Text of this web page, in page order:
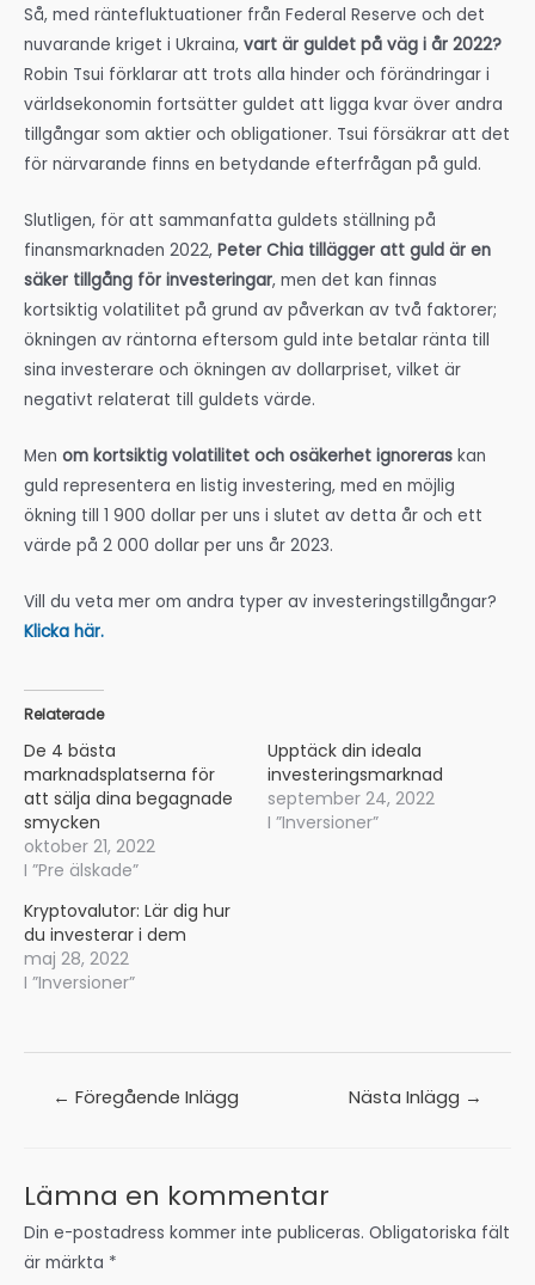
Så, med räntefluktuationer från Federal Reserve och det
nuvarande kriget i Ukraina, vart är guldet på väg i år 2022?
Robin Tsui förklarar att trots alla hinder och förändringar i
världsekonomin fortsätter guldet att ligga kvar över andra
tillgångar som aktier och obligationer. Tsui försäkrar att det
för närvarande finns en betydande efterfrågan på guld.
Slutligen, för att sammanfatta guldets ställning på
finansmarknaden 2022, Peter Chia tillägger att guld är en
säker tillgång för investeringar, men det kan finnas
kortsiktig volatilitet på grund av påverkan av två faktorer;
ökningen av räntorna eftersom guld inte betalar ränta till
sina investerare och ökningen av dollarpriset, vilket är
negativt relaterat till guldets värde.
Men om kortsiktig volatilitet och osäkerhet ignoreras kan
guld representera en listig investering, med en möjlig
ökning till 1 900 dollar per uns i slutet av detta år och ett
värde på 2 000 dollar per uns år 2023.
Vill du veta mer om andra typer av investeringstillgångar?
Klicka här.
Relaterade
De 4 bästa
marknadsplatserna för
att sälja dina begagnade
smycken
oktober 21, 2022
I ”Pre älskade”
Upptäck din ideala
investeringsmarknad
september 24, 2022
I ”Inversioner”
Kryptovalutor: Lär dig hur
du investerar i dem
maj 28, 2022
I ”Inversioner”
Inläggsnavigering
← Föregående Inlägg Nästa Inlägg →
Lämna en kommentar
Din e-postadress kommer inte publiceras. Obligatoriska fält
är märkta *